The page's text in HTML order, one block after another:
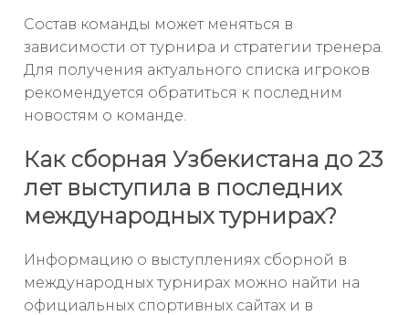
Состав команды может меняться в
зависимости от турнира и стратегии тренера.
Для получения актуального списка игроков
рекомендуется обратиться к последним
новостям о команде.
Как сборная Узбекистана до 23
лет выступила в последних
международных турнирах?
Информацию о выступлениях сборной в
международных турнирах можно найти на
официальных спортивных сайтах и в